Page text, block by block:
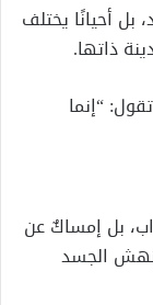
أحيانًا يختلف
ذاتها.
“إنما
بل إمساكٌ عن
الجسد